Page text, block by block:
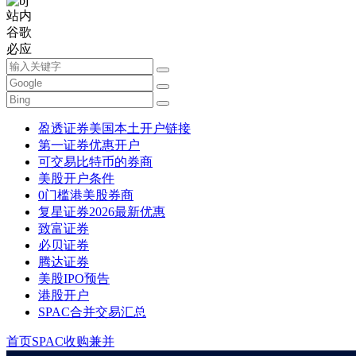
站内
谷歌
必应
盈透证券美国本土开户链接
第一证券优惠开户
可交易比特币的券商
美股开户条件
0门槛港美股券商
复星证券2026最新优惠
致富证券
必贝证券
腾达证券
美股IPO预告
港股开户
SPAC合并交易汇总
首页SPAC收购兼并